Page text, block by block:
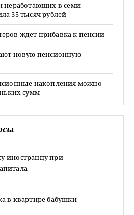
неработающих в семи
35 тысяч рублей
ждет прибавка к пенсии
новую пенсионную
накопления можно
сумм
иностранцу при
в квартире бабушки